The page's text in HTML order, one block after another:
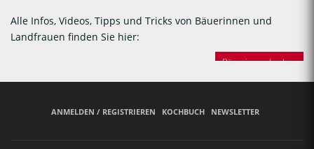
Alle Infos, Videos, Tipps und Tricks von Bäuerinnen und
Landfrauen finden Sie hier:
Bäuerinnen backen
ANMELDEN / REGISTRIEREN KOCHBUCH NEWSLETTER